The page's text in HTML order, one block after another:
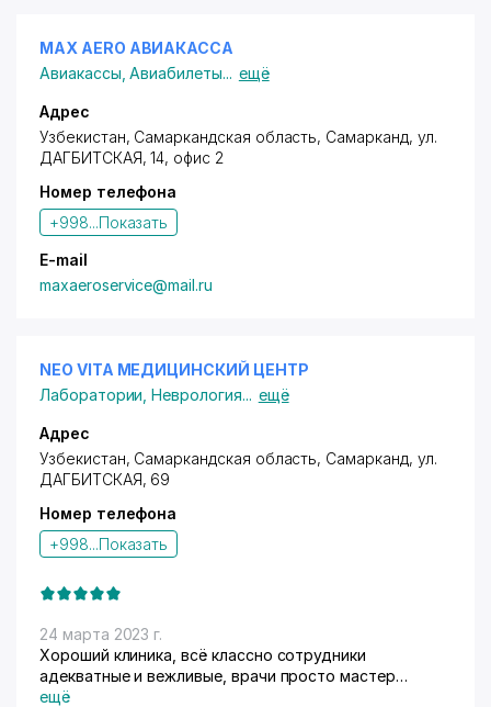
MAX AERO АВИАКАССА
Авиакассы ,Авиабилеты... ещё
Адрес
Узбекистан, Самаркандская область, Самарканд, ул.
ДАГБИТСКАЯ, 14, офис 2
Номер телефона
+998...Показать
E-mail
maxaeroservice@mail.ru
NEO VITA МЕДИЦИНСКИЙ ЦЕНТР
Лаборатории ,Неврология... ещё
Адрес
Узбекистан, Самаркандская область, Самарканд, ул.
ДАГБИТСКАЯ, 69
Номер телефона
+998...Показать
24 марта 2023 г.
Хороший клиника, всё классно сотрудники
адекватные и вежливые, врачи просто мастер
своего дела, СПАСИБО
ещё